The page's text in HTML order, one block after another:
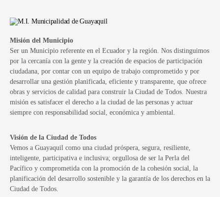
Misión del Municipio
Ser un Municipio referente en el Ecuador y la región. Nos distinguimos
por la cercanía con la gente y la creación de espacios de participación
ciudadana, por contar con un equipo de trabajo comprometido y por
desarrollar una gestión planificada, eficiente y transparente, que ofrece
obras y servicios de calidad para construir la Ciudad de Todos. Nuestra
misión es satisfacer el derecho a la ciudad de las personas y actuar
siempre con responsabilidad social, económica y ambiental.
Visión de la Ciudad de Todos
Vemos a Guayaquil como una ciudad próspera, segura, resiliente,
inteligente, participativa e inclusiva; orgullosa de ser la Perla del
Pacífico y comprometida con la promoción de la cohesión social, la
planificación del desarrollo sostenible y la garantía de los derechos en la
Ciudad de Todos.